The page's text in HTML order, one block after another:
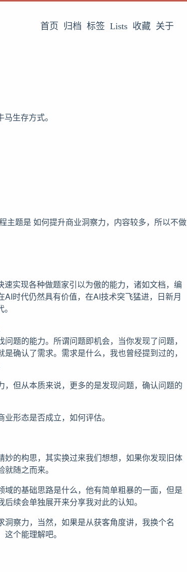
首页 归档 标签 Lists 收藏 关于
生存方式。
主题是 如何提升商业洞察力，内容较多，所以不做
实现各种做题家引以为傲的能力，诸如文档，编
时代仍然具有价值，在AI技术突飞猛进，日新月
题的能力。所谓问题即机会，当你发现了问题，
确认了需求。需求是什么，我也曾经提到过的，
但从本质来说，更多的是发现问题，确认问题的
形态是否成立，如何评估。
的构思，其实换过来我们想想，如果你发现旧体
随之而来。
的基础思路是什么，他有简单粗暴的一面，但是
续会单独展开来分享我对此的认知。
察力，当然，如果是从获客角度讲，我换个名
个能理解吧。